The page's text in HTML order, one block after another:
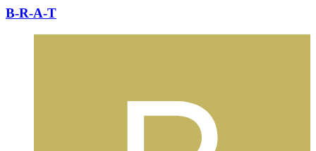
B-R-A-T